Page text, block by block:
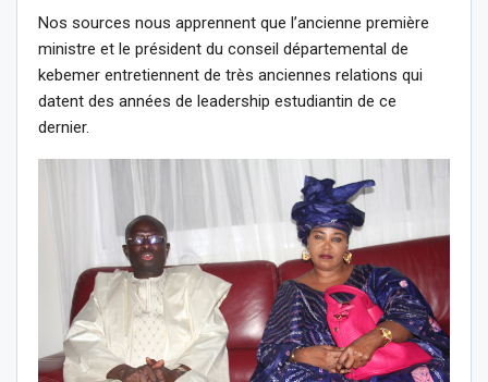
Nos sources nous apprennent que l’ancienne première
ministre et le président du conseil départemental de
kebemer entretiennent de très anciennes relations qui
datent des années de leadership estudiantin de ce
dernier.